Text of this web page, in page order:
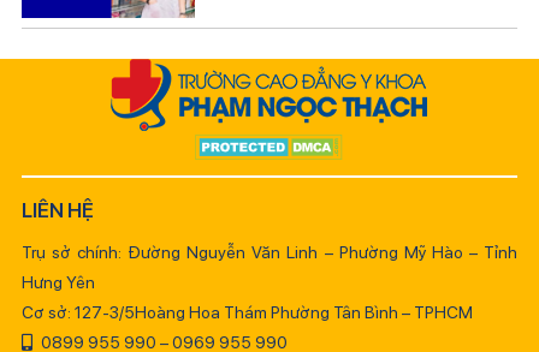
LIÊN HỆ
Trụ sở chính: Đường Nguyễn Văn Linh – Phường Mỹ Hào – Tỉnh
Hưng Yên
Cơ sở: 127-3/5Hoàng Hoa Thám Phường Tân Bình – TPHCM
0899 955 990 – 0969 955 990